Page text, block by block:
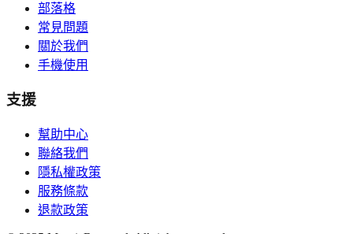
部落格
常見問題
關於我們
手機使用
支援
幫助中心
聯絡我們
隱私權政策
服務條款
退款政策